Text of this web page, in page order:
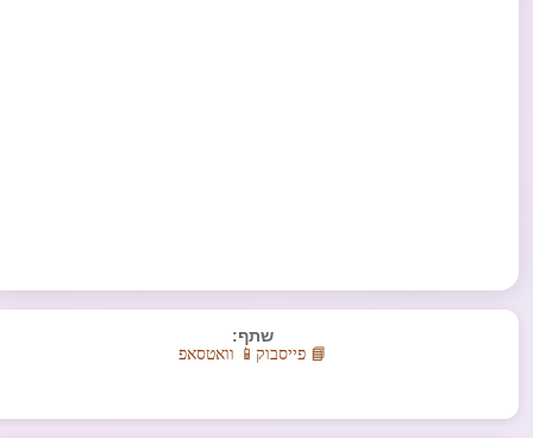
שתף:
📘 פייסבוק 📱 וואטסאפ